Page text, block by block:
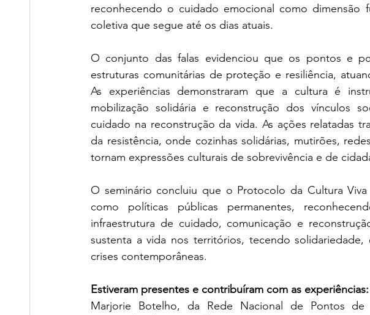
reconhecendo o cuidado emocional como dimensão
coletiva que segue até os dias atuais.
O conjunto das falas evidenciou que os pontos e
estruturas comunitárias de proteção e resiliência,
As experiências demonstraram que a cultura é
mobilização solidária e reconstrução dos vínculos
cuidado na reconstrução da vida. As ações relatadas
da resistência, onde cozinhas solidárias, mutirões,
tornam expressões culturais de sobrevivência e de
O seminário concluiu que o Protocolo da Cultura
como políticas públicas permanentes,
infraestrutura de cuidado, comunicação e
sustenta a vida nos territórios, tecendo
crises contemporâneas.
Estiveram presentes e contribuíram com as experiências:
Marjorie Botelho, da Rede Nacional de Pontos de